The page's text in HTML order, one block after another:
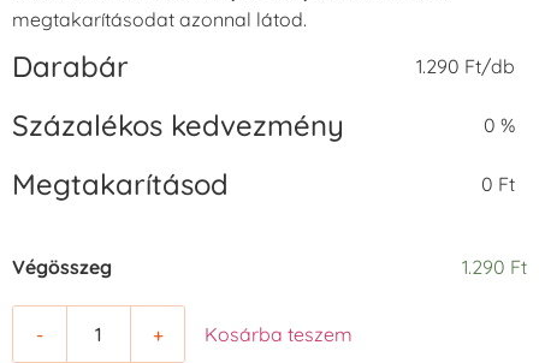
megtakarításodat azonnal látod.
Darabár 1.290 Ft/db
Százalékos kedvezmény 0 %
Megtakarításod 0 Ft
Végösszeg 1.290 Ft
- + Kosárba teszem